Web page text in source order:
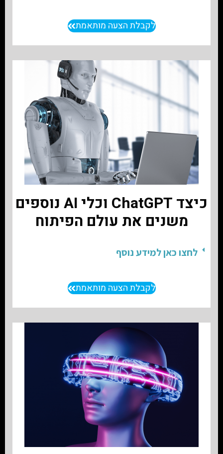
לקבלת הצעה מותאמת
כיצד ChatGPT וכלי AI נוספים
משנים את עולם הפיתוח
לחצו כאן למידע נוסף
לקבלת הצעה מותאמת